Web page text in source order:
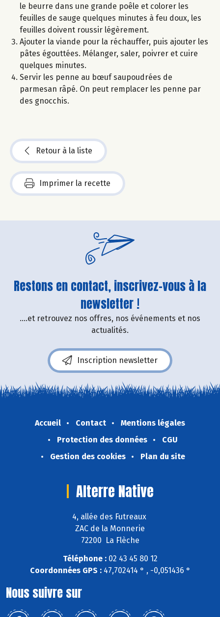
le beurre dans une grande poêle et colorer les
feuilles de sauge quelques minutes à feu doux, les
feuilles doivent roussir légèrement.
Ajouter la viande pour la réchauffer, puis ajouter les
pâtes égouttées. Mélanger, saler, poivrer et cuire
quelques minutes.
Servir les penne au bœuf saupoudrées de
parmesan râpé. On peut remplacer les penne par
des gnocchis.
Retour à la liste
Imprimer la recette
Restons en contact, inscrivez-vous à la
newsletter !
....et retrouvez nos offres, nos événements et nos
actualités.
Inscription newsletter
Accueil Contact
Mentions légales
Protection des données
CGU
Gestion des cookies
Plan du site
Alterre Native
4, allée des Futreaux
ZAC de la Monnerie
72200 La Flèche
Téléphone :02 43 45 80 12
Coordonnées GPS :47,702414 ° , -0,051436 °
Nous suivre sur